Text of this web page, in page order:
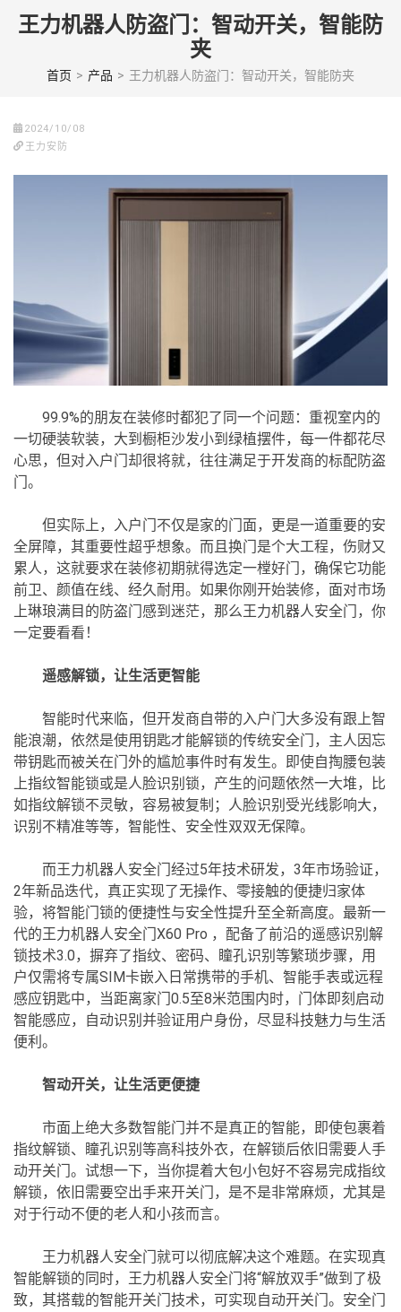
王力机器人防盗门：智动开关，智能防
夹
首页 > 产品 > 王力机器人防盗门：智动开关，智能防夹
2024/10/08
王力安防
99.9%的朋友在装修时都犯了同一个问题：重视室内的
一切硬装软装，大到橱柜沙发小到绿植摆件，每一件都花尽
心思，但对入户门却很将就，往往满足于开发商的标配防盗
门。
但实际上，入户门不仅是家的门面，更是一道重要的安
全屏障，其重要性超乎想象。而且换门是个大工程，伤财又
累人，这就要求在装修初期就得选定一樘好门，确保它功能
前卫、颜值在线、经久耐用。如果你刚开始装修，面对市场
上琳琅满目的防盗门感到迷茫，那么王力机器人安全门，你
一定要看看！
遥感解锁，让生活更智能
智能时代来临，但开发商自带的入户门大多没有跟上智
能浪潮，依然是使用钥匙才能解锁的传统安全门，主人因忘
带钥匙而被关在门外的尴尬事件时有发生。即使自掏腰包装
上指纹智能锁或是人脸识别锁，产生的问题依然一大堆，比
如指纹解锁不灵敏，容易被复制；人脸识别受光线影响大，
识别不精准等等，智能性、安全性双双无保障。
而王力机器人安全门经过5年技术研发，3年市场验证，
2年新品迭代，真正实现了无操作、零接触的便捷归家体
验，将智能门锁的便捷性与安全性提升至全新高度。最新一
代的王力机器人安全门X60 Pro ，配备了前沿的遥感识别解
锁技术3.0，摒弃了指纹、密码、瞳孔识别等繁琐步骤，用
户仅需将专属SIM卡嵌入日常携带的手机、智能手表或远程
感应钥匙中，当距离家门0.5至8米范围内时，门体即刻启动
智能感应，自动识别并验证用户身份，尽显科技魅力与生活
便利。
智动开关，让生活更便捷
市面上绝大多数智能门并不是真正的智能，即使包裹着
指纹解锁、瞳孔识别等高科技外衣，在解锁后依旧需要人手
动开关门。试想一下，当你提着大包小包好不容易完成指纹
解锁，依旧需要空出手来开关门，是不是非常麻烦，尤其是
对于行动不便的老人和小孩而言。
王力机器人安全门就可以彻底解决这个难题。在实现真
智能解锁的同时，王力机器人安全门将“解放双手”做到了极
致，其搭载的智能开关门技术，可实现自动开关门。安全门